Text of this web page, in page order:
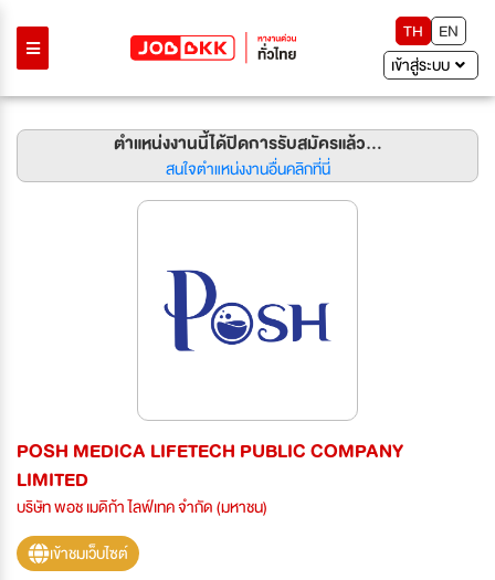
TH
EN
เข้าสู่ระบบ
ตำแหน่งงานนี้ได้ปิดการรับสมัครแล้ว...
สนใจตำแหน่งงานอื่นคลิกที่นี่
POSH MEDICA LIFETECH PUBLIC COMPANY
LIMITED
บริษัท พอช เมดิก้า ไลฟ์เทค จำกัด (มหาชน)
เข้าชมเว็บไซต์